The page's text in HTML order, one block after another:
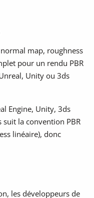
map, roughness
pour un rendu PBR
Unity ou 3ds
Engine, Unity, 3ds
suit la convention PBR
linéaire), donc
les développeurs de